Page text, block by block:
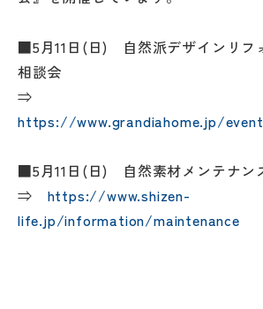
■5月11日(日) 自然派デザインリフ
相談会
⇒
https://www.grandiahome.jp/
■5月11日(日) 自然素材メンテナン
⇒ https://www.shizen-
life.jp/information/maintenance